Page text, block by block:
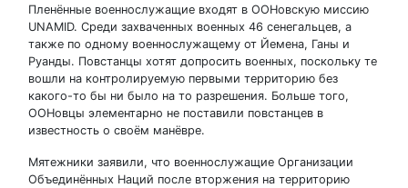
Пленённые военнослужащие входят в ООНовскую миссию
UNAMID. Среди захваченных военных 46 сенегальцев, а
также по одному военнослужащему от Йемена, Ганы и
Руанды. Повстанцы хотят допросить военных, поскольку те
вошли на контролируемую первыми территорию без
какого-то бы ни было на то разрешения. Больше того,
ООНовцы элементарно не поставили повстанцев в
известность о своём манёвре.
Мятежники заявили, что военнослужащие Организации
Объединённых Наций после вторжения на территорию